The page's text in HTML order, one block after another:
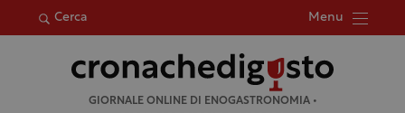
Cerca Menu
per:
GIORNALE ONLINE DI ENOGASTRONOMIA •